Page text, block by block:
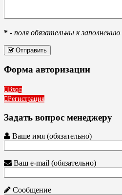
* - поля обязательны к заполнению
Отправить
Форма авторизации
Вход
Регистрация
Задать вопрос менеджеру
Ваше имя (обязательно)
Ваш e-mail (обязательно)
Сообщение